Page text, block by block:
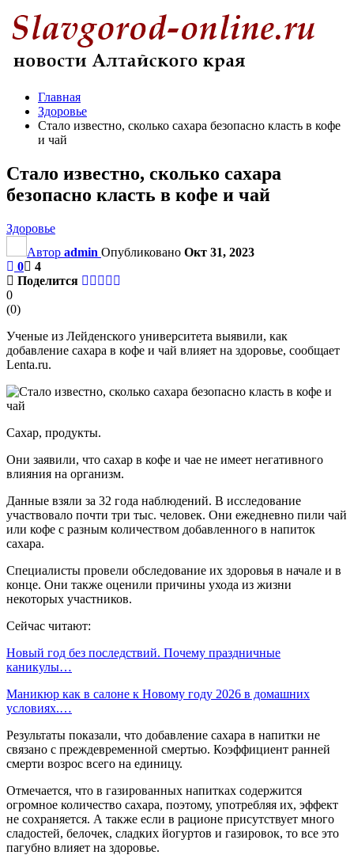
Главная
Здоровье
Стало известно, сколько сахара безопасно класть в кофе
и чай
Стало известно, сколько сахара
безопасно класть в кофе и чай
Здоровье
Автор admin Опубликовано Окт 31, 2023
0
4
Поделится
0
(0)
Ученые из Лейденского университета выявили, как
добавление сахара в кофе и чай влияет на здоровье, сообщает
Lenta.ru.
Сахар, продукты.
Они заявили, что сахар в кофе и чае не имеет негативного
влияния на организм.
Данные взяли за 32 года наблюдений. В исследование
участвовало почти три тыс. человек. Они ежедневно пили чай
или кофе с разным количеством добавленного в напиток
сахара.
Специалисты провели обследование их здоровья в начале и в
конце. Они также оценили причины ухода из жизни
некоторых участников.
Сейчас читают:
Новый год без последствий. Почему праздничные
каникулы…
Маникюр как в салоне к Новому году 2026 в домашних
условиях.…
Результаты показали, что добавление сахара в напитки не
связано с преждевременной смертью. Коэффициент ранней
смерти возрос всего на единицу.
Отмечается, что в газированных напитках содержится
огромное количество сахара, поэтому, употребляя их, эффект
не сохраняется. А также если в рационе присутствует много
сладостей, белочек, сладких йогуртов и газировок, то все это
пагубно влияет на здоровье.